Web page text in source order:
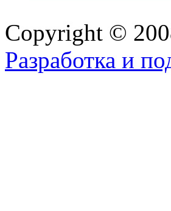
Copyright ©
Разработка и